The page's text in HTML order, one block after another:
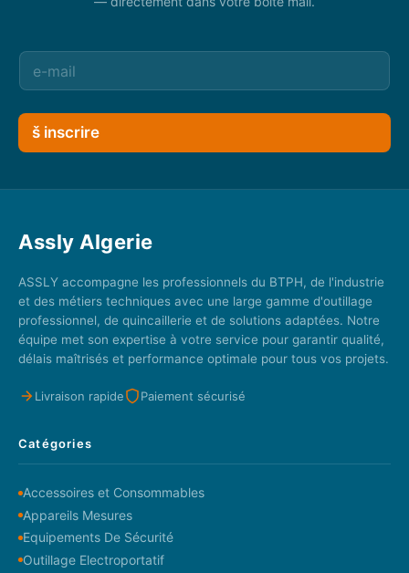
š inscrire
Assly Algerie
ASSLY accompagne les professionnels du BTPH, de l'industrie
et des métiers techniques avec une large gamme d'outillage
professionnel, de quincaillerie et de solutions adaptées. Notre
équipe met son expertise à votre service pour garantir qualité,
délais maîtrisés et performance optimale pour tous vos projets.
Livraison rapide Paiement sécurisé
Catégories
Accessoires et Consommables
Appareils Mesures
Equipements De Sécurité
Outillage Electroportatif